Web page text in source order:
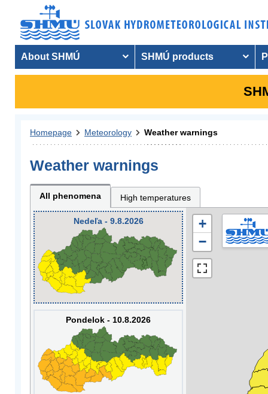
About SHMÚ SHMÚ products
Homepage Meteorology Weather warnings
Weather warnings
All phenomena High temperatures
Nedeľa - 9.8.2026
Pondelok - 10.8.2026
+
−